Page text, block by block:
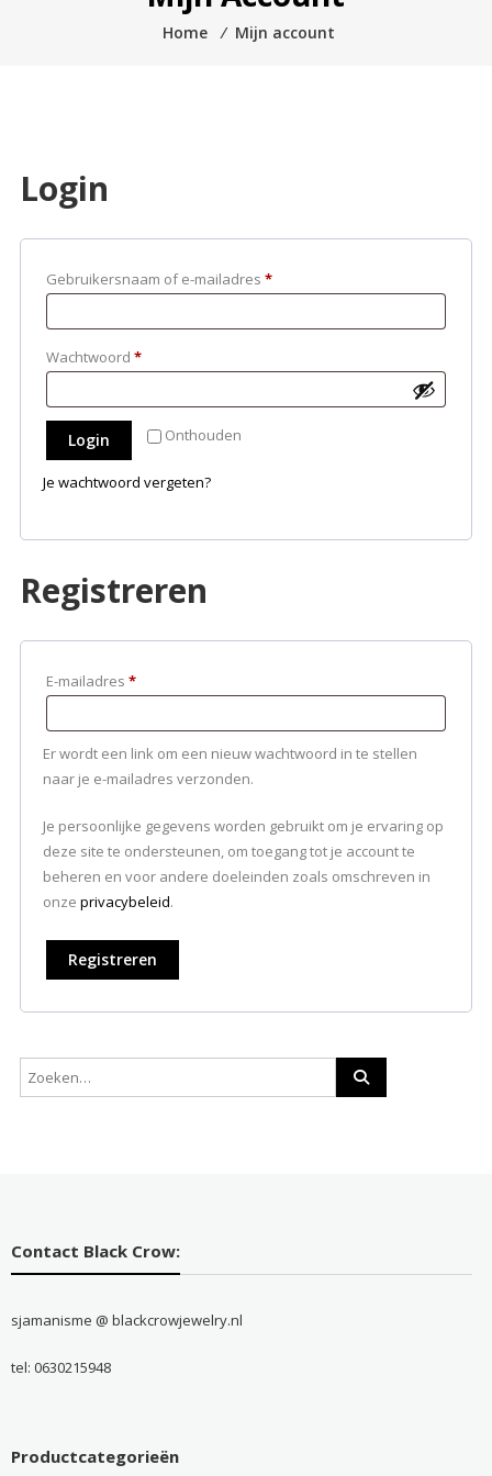
Home ⁄ Mijn account
Login
Gebruikersnaam of e-mailadres *Vereist
Wachtwoord *Vereist
Onthouden
Login
Je wachtwoord vergeten?
Registreren
E-mailadres *Vereist
Er wordt een link om een nieuw wachtwoord in te stellen
naar je e-mailadres verzonden.
Je persoonlijke gegevens worden gebruikt om je ervaring op
deze site te ondersteunen, om toegang tot je account te
beheren en voor andere doeleinden zoals omschreven in
onze privacybeleid.
Registreren
Contact Black Crow:
sjamanisme @ blackcrowjewelry.nl
tel: 0630215948
Productcategorieën